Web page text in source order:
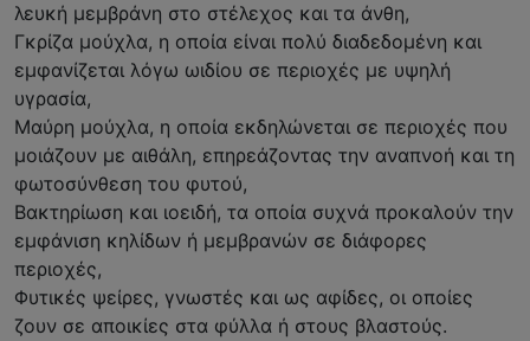
λευκή μεμβράνη στο στέλεχος και τα άνθη,
Γκρίζα μούχλα, η οποία είναι πολύ διαδεδομένη και
εμφανίζεται λόγω ωιδίου σε περιοχές με υψηλή
υγρασία,
Μαύρη μούχλα, η οποία εκδηλώνεται σε περιοχές που
μοιάζουν με αιθάλη, επηρεάζοντας την αναπνοή και τη
φωτοσύνθεση του φυτού,
Βακτηρίωση και ιοειδή, τα οποία συχνά προκαλούν την
εμφάνιση κηλίδων ή μεμβρανών σε διάφορες
περιοχές,
Φυτικές ψείρες, γνωστές και ως αφίδες, οι οποίες
ζουν σε αποικίες στα φύλλα ή στους βλαστούς.